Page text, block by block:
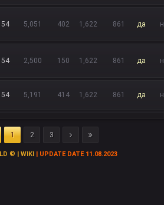
54 5,051 402 1,622 861 да
54 2,500 150 1,622 861 да
54 5,191 414 1,622 861 да
1 2 3
© | WIKI | UPDATE DATE 11.08.2023